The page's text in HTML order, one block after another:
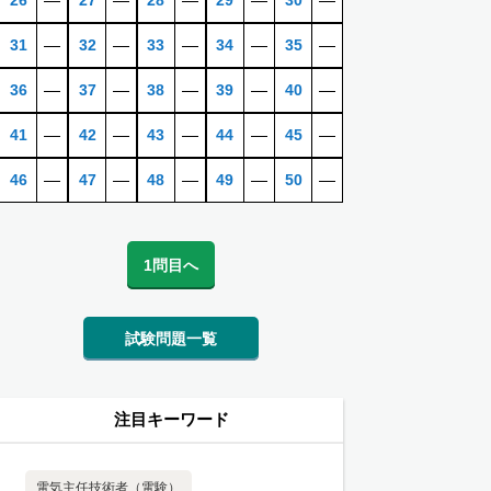
31 ―
36 ―
41 ―
46 ―
32 ―
37 ―
42 ―
47 ―
33 ―
38 ―
43 ―
48 ―
34 ―
39 ―
44 ―
49 ―
35 ―
40 ―
45 ―
50 ―
1問目へ
試験問題一覧
注目キーワード
電気主任技術者（電験）